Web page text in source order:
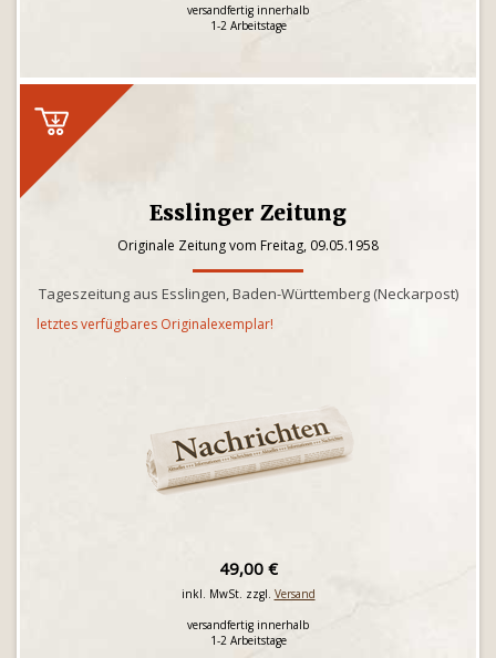
versandfertig innerhalb
1-2 Arbeitstage
Esslinger Zeitung
Originale Zeitung vom Freitag, 09.05.1958
Tageszeitung aus Esslingen, Baden-Württemberg (Neckarpost)
letztes verfügbares Originalexemplar!
49,00 €
inkl. MwSt. zzgl. Versand
versandfertig innerhalb
1-2 Arbeitstage